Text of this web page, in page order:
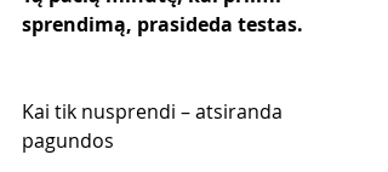
sprendimą, prasideda testas.
Kai tik nusprendi – atsiranda
pagundos